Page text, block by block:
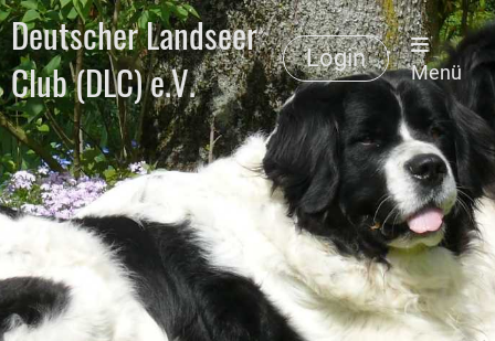
Deutscher Landseer
Club (DLC) e.V.
Login
Menü